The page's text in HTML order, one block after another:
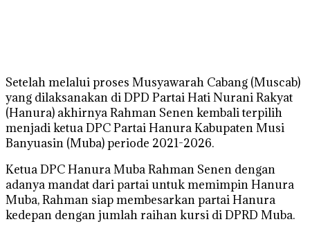
Setelah melalui proses Musyawarah Cabang (Muscab)
yang dilaksanakan di DPD Partai Hati Nurani Rakyat
(Hanura) akhirnya Rahman Senen kembali terpilih
menjadi ketua DPC Partai Hanura Kabupaten Musi
Banyuasin (Muba) periode 2021-2026.
Ketua DPC Hanura Muba Rahman Senen dengan
adanya mandat dari partai untuk memimpin Hanura
Muba, Rahman siap membesarkan partai Hanura
kedepan dengan jumlah raihan kursi di DPRD Muba.